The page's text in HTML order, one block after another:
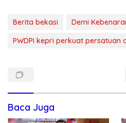
Berita bekasi Demi
PWDPI kepri perkuat persatuan
Baca Juga